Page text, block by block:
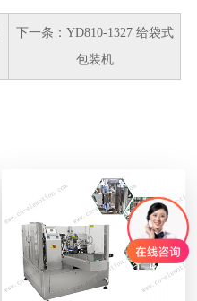
下一条： YD810-1327 给袋式
包装机